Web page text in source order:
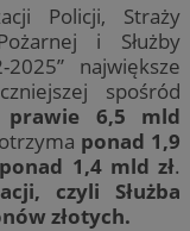
Policji, Straży
i Służby
największe
spośród
prawie 6,5 mld
ponad 1,9
ponad 1,4 mld zł.
czyli Służba
złotych.